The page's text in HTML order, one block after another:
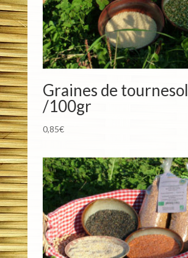
Graines de tournesol
/100gr
0,85€